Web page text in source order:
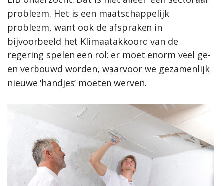
probleem. Het is een maatschappelijk
probleem, want ook de afspraken in
bijvoorbeeld het Klimaatakkoord van de
regering spelen een rol: er moet enorm veel ge-
en verbouwd worden, waarvoor we gezamenlijk
nieuwe ‘handjes’ moeten werven.